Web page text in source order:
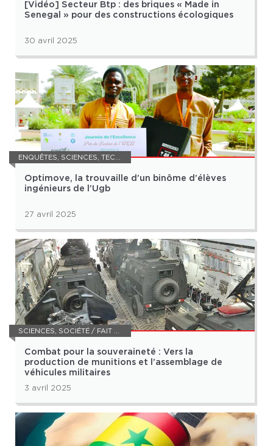
[Vidéo] Secteur Btp : des briques « Made in
Senegal » pour des constructions écologiques
30 avril 2025
ENQUÊTES, SCIENCES, TECHNOLOGIE
Optimove, la trouvaille d’un binôme d’élèves
ingénieurs de l’Ugb
27 avril 2025
SCIENCES, SOCIÉTÉ / FAIT DIVERS
Combat pour la souveraineté : Vers la
production de munitions et l’assemblage de
véhicules militaires
3 avril 2025